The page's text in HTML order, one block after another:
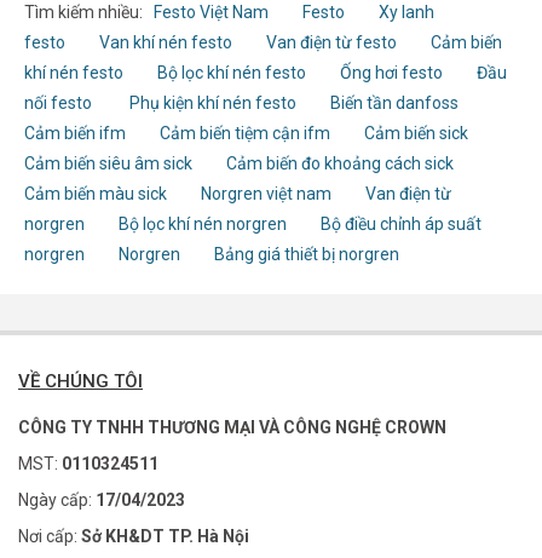
Tìm kiếm nhiều: Festo Việt Nam Festo
Xy lanh
festo
Van khí nén festo Van điện từ festo
Cảm biến
khí nén festo
Bộ lọc khí nén festo Ống hơi festo
Đầu
nối festo
Phụ kiện khí nén festo
Biến tần danfoss
Cảm biến ifm
Cảm biến tiệm cận ifm
Cảm biến sick
Cảm biến siêu âm sick
Cảm biến đo khoảng cách sick
Cảm biến màu sick
Norgren việt nam
Van điện từ
norgren
Bộ lọc khí nén norgren
Bộ điều chỉnh áp suất
norgren
Norgren Bảng giá thiết bị norgren
VỀ CHÚNG TÔI
CÔNG TY TNHH THƯƠNG MẠI VÀ CÔNG NGHỆ CROWN
MST: 0110324511
Ngày cấp: 17/04/2023
Nơi cấp: Sở KH&DT TP. Hà Nội